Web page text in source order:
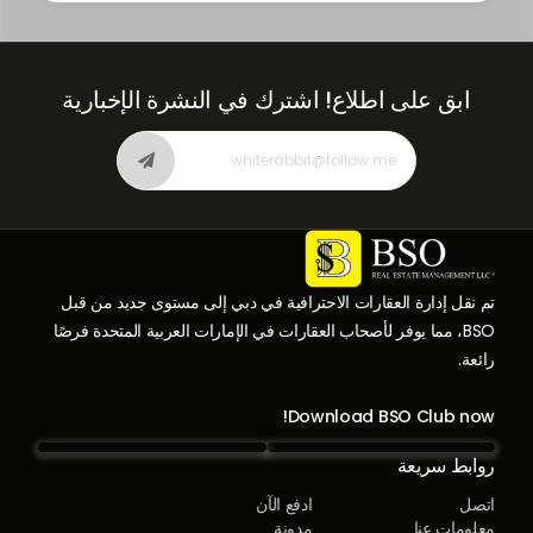
تم نقل إدارة العقارات الاحترافية في دبي إلى مستوى جديد من قبل
BSO، مما يوفر لأصحاب العقارات في الإمارات العربية المتحدة فرصًا
رائعة.
Download BSO Club now!
روابط سريعة
اتصل
ادفع الآن
معلومات عنا
مدونة
ابق على اطلاع! اشترك في النشرة الإخبارية